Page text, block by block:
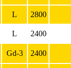
L 2800
L 2400
Gd-3 2400